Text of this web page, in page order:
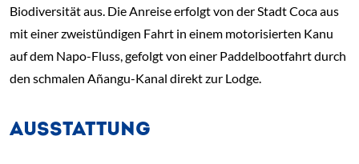
Biodiversität aus. Die Anreise erfolgt von der Stadt Coca aus
mit einer zweistündigen Fahrt in einem motorisierten Kanu
auf dem Napo-Fluss, gefolgt von einer Paddelbootfahrt durch
den schmalen Añangu-Kanal direkt zur Lodge.
AUSSTATTUNG